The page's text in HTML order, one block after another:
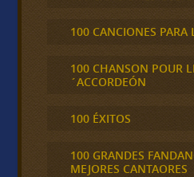
100 CANCIONES PARA
100 CHANSON POUR
´ACCORDEÓN
100 ÉXITOS
100 GRANDES
MEJORES CANTAORES